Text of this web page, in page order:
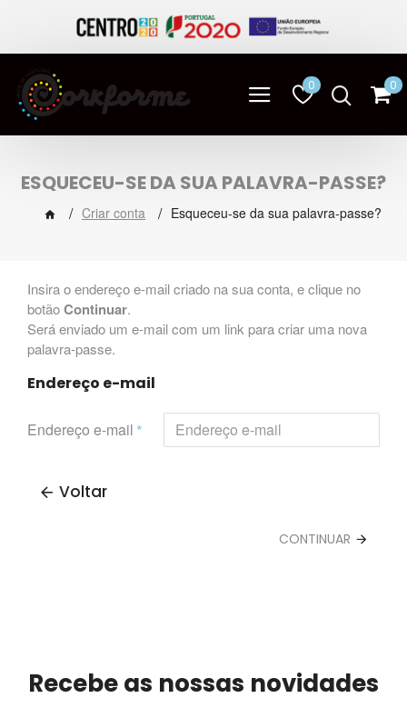
0 0
Criar conta Esqueceu-se da sua palavra-passe?
ESQUECEU-SE DA SUA PALAVRA-PASSE?
Insira o endereço e-mail criado na sua conta, e clique no
botãoContinuar.
Será enviado um e-mail com um link para criar uma nova
palavra-passe.
Endereço e-mail
Endereço e-mail
Voltar
CONTINUAR
Recebe as nossas novidades